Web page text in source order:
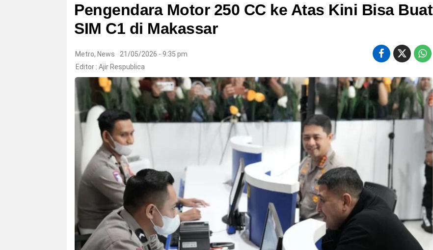
Pengendara Motor 250 CC ke Atas Kini Bisa Buat
SIM C1 di Makassar
Metro, News
21/05/2026 - 9:35 pm
Editor : Ajir Respublica